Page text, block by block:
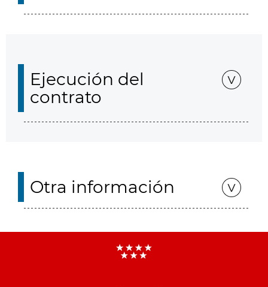
Ejecución del
contrato
Otra información